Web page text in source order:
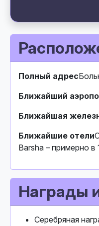
Полный адрес
Ближайший
Ближайшая
Ближайшие отели
Barsha – примерно
Награды
Серебряная